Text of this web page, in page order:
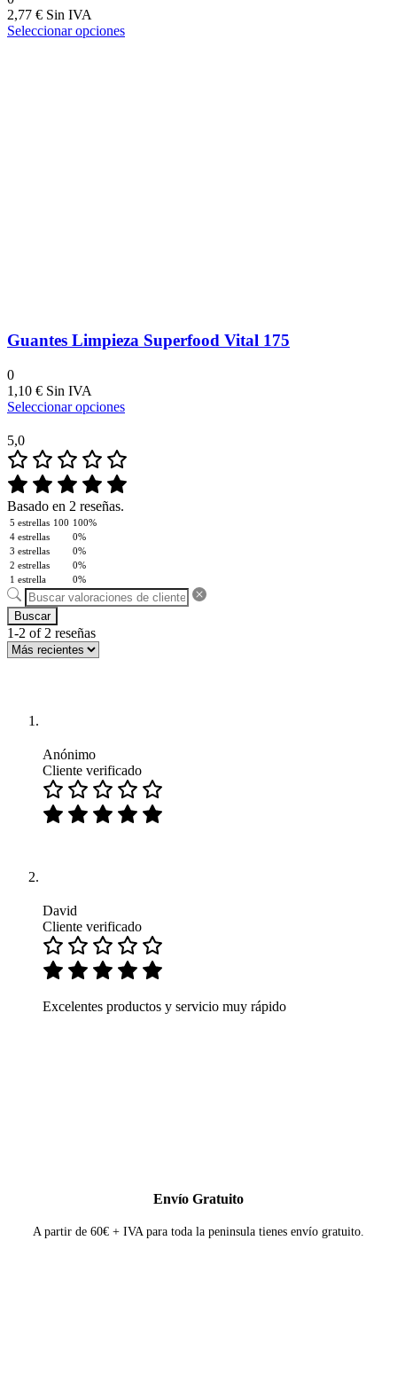
2,77 €
Seleccionar opciones
Guantes Limpieza Superfood Vital 175
0
1,10 €
Seleccionar opciones
5,0
Basado en 2 reseñas.
5 estrellas 100 100%
4 estrellas
0%
3 estrellas
0%
2 estrellas
0%
1 estrella
0%
Buscar
1-2 of 2 reseñas
Anónimo
Cliente verificado
David
Cliente verificado
Excelentes productos y servicio muy rápido
Envío Gratuito
A partir de 60€ + IVA para toda la peninsula tienes envío gratuito.